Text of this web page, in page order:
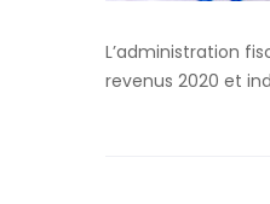
L’administration
revenus 2020 et